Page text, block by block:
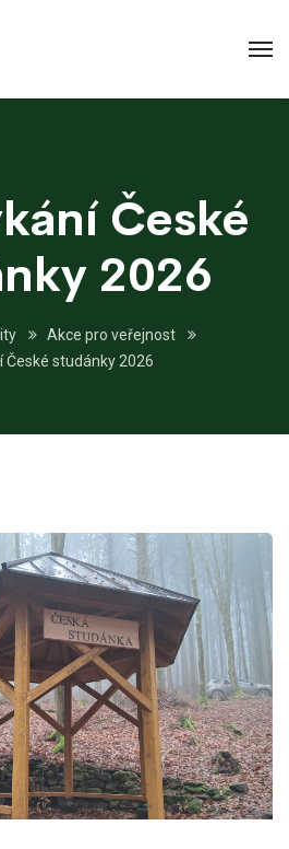
České
2026
Akce pro veřejnost
České studánky 2026